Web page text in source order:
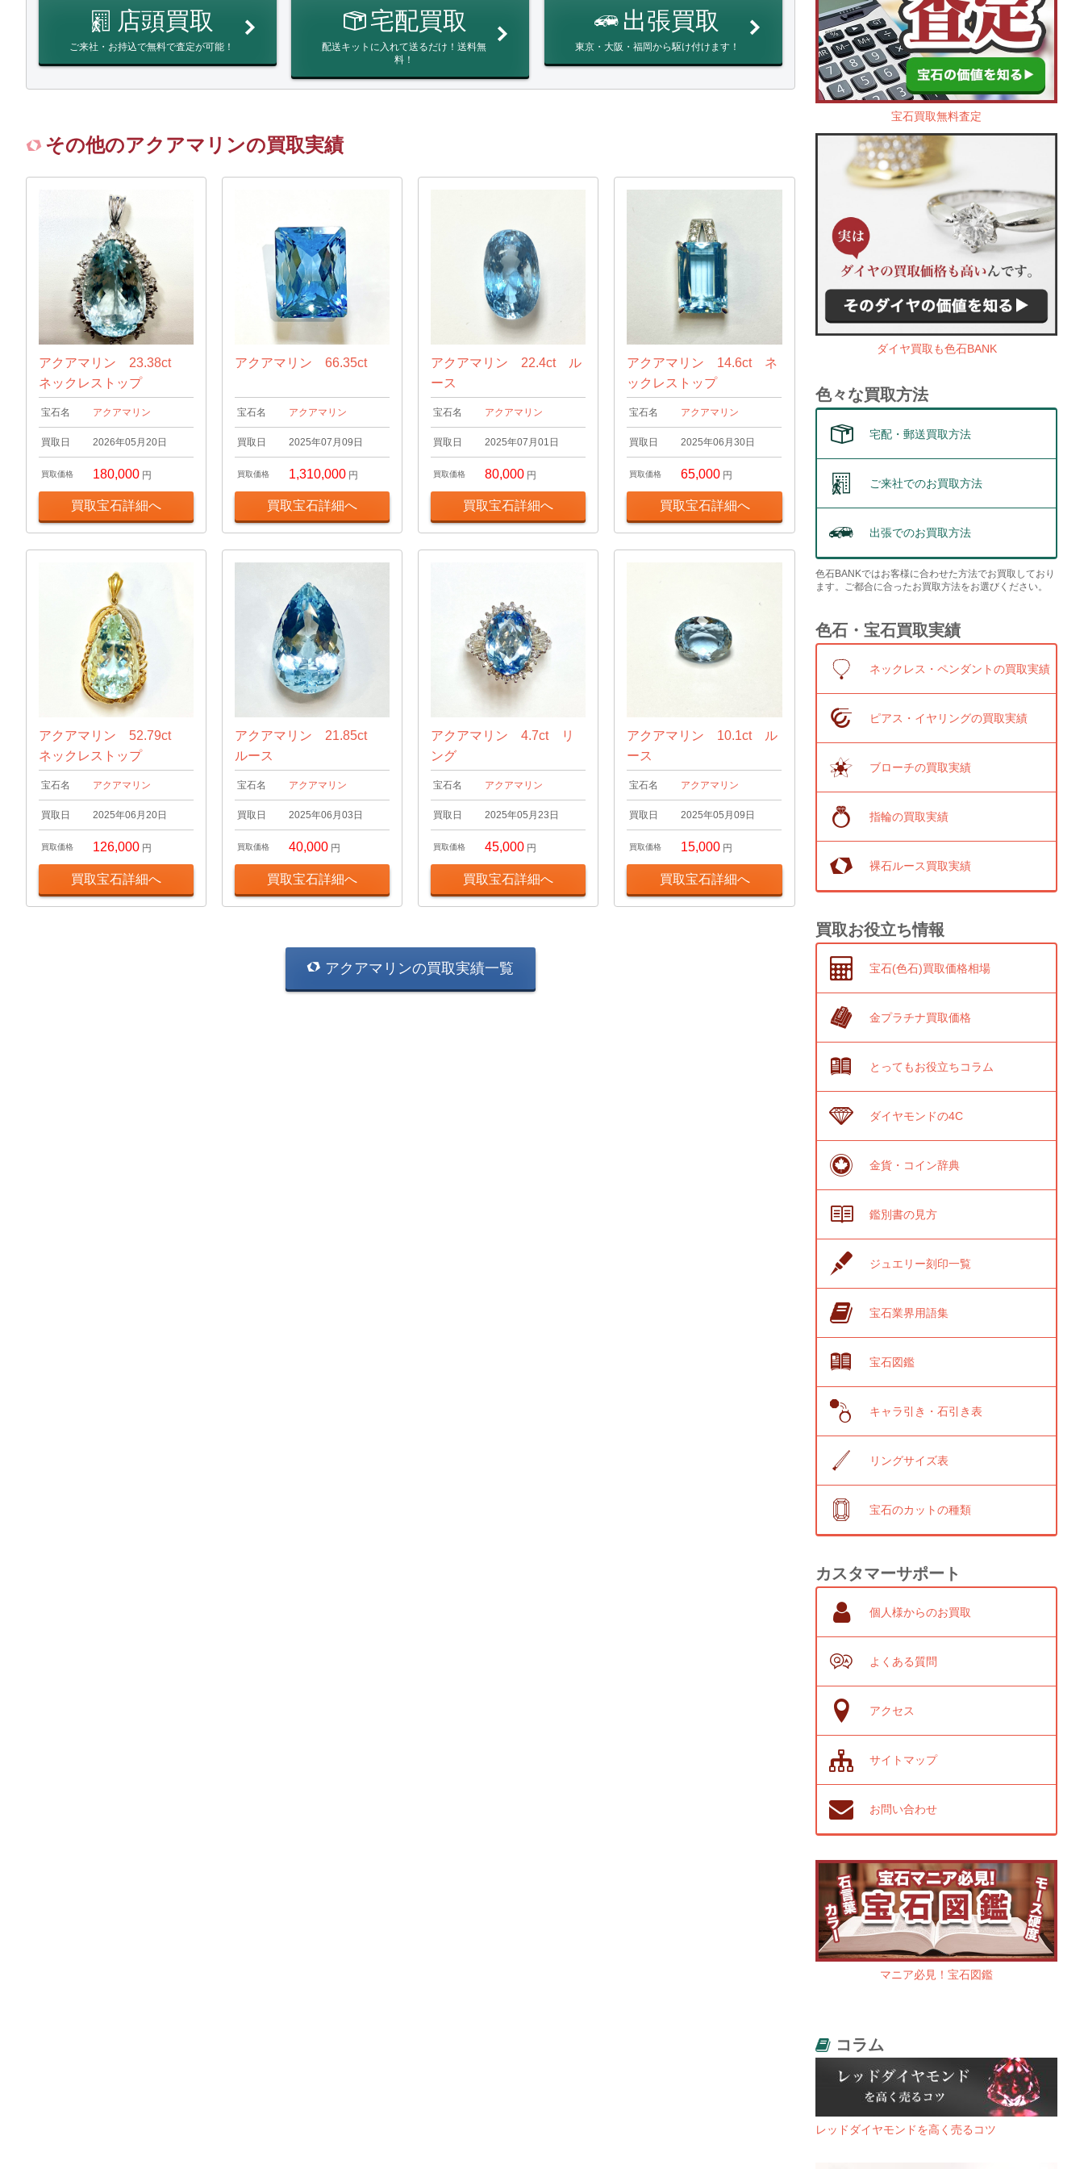
店頭買取
ご来社・お持込で無料で査定が可能！
宅配買取
配送キットに入れて送るだけ！送料無
料！
出張買取
東京・大阪・福岡から駆け付けます！
その他のアクアマリンの買取実績
アクアマリン 23.38ct
ネックレストップ
宝石名 アクアマリン
買取日 2026年05月20日
買取価格 180,000 円
買取宝石詳細へ
アクアマリン 66.35ct
宝石名 アクアマリン
買取日 2025年07月09日
買取価格 1,310,000 円
買取宝石詳細へ
アクアマリン 22.4ct ル
ース
宝石名 アクアマリン
買取日 2025年07月01日
買取価格 80,000 円
買取宝石詳細へ
アクアマリン 14.6ct ネ
ックレストップ
宝石名 アクアマリン
買取日 2025年06月30日
買取価格 65,000 円
買取宝石詳細へ
アクアマリン 52.79ct
ネックレストップ
宝石名 アクアマリン
買取日 2025年06月20日
買取価格 126,000 円
買取宝石詳細へ
アクアマリン 21.85ct
ルース
宝石名 アクアマリン
買取日 2025年06月03日
買取価格 40,000 円
買取宝石詳細へ
アクアマリン 4.7ct リ
ング
宝石名 アクアマリン
買取日 2025年05月23日
買取価格 45,000 円
買取宝石詳細へ
アクアマリン 10.1ct ル
ース
宝石名 アクアマリン
買取日 2025年05月09日
買取価格 15,000 円
買取宝石詳細へ
アクアマリンの買取実績一覧
宝石買取無料査定
ダイヤ買取も色石BANK
色々な買取方法
宅配・郵送買取方法
ご来社でのお買取方法
出張でのお買取方法
色石BANKではお客様に合わせた方法でお買取しており
ます。ご都合に合ったお買取方法をお選びください。
色石・宝石買取実績
ネックレス・ペンダントの買取実績
ピアス・イヤリングの買取実績
ブローチの買取実績
指輪の買取実績
裸石ルース買取実績
買取お役立ち情報
宝石(色石)買取価格相場
金プラチナ買取価格
とってもお役立ちコラム
ダイヤモンドの4C
金貨・コイン辞典
鑑別書の見方
ジュエリー刻印一覧
宝石業界用語集
宝石図鑑
キャラ引き・石引き表
リングサイズ表
宝石のカットの種類
カスタマーサポート
個人様からのお買取
よくある質問
アクセス
サイトマップ
お問い合わせ
マニア必見！宝石図鑑
コラム
レッドダイヤモンドを高く売るコツ